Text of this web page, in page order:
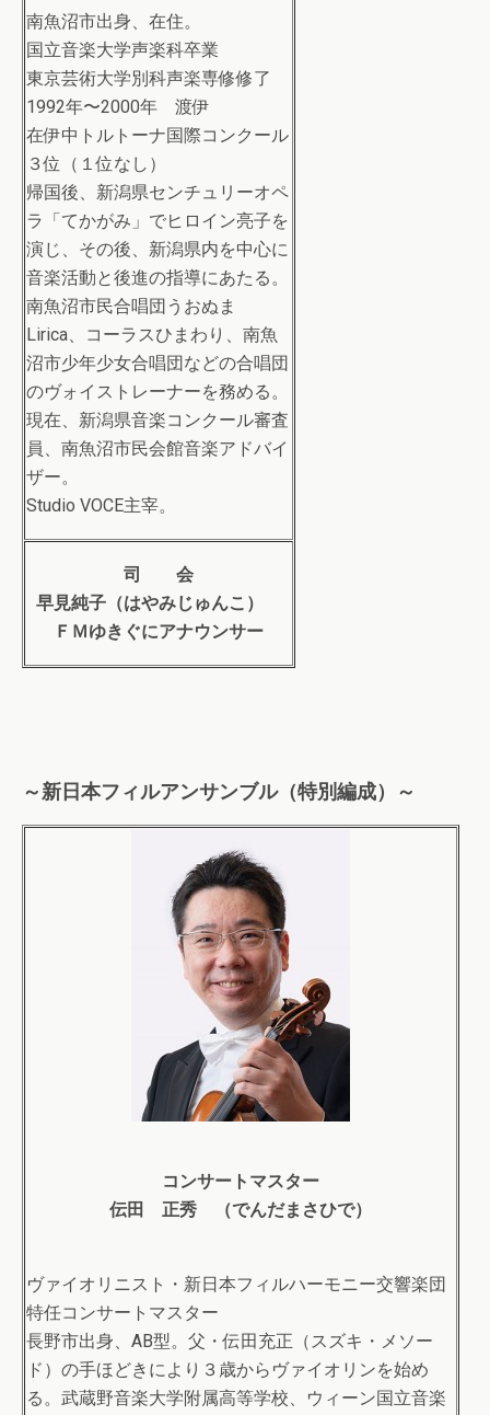
南魚沼市出身、在住。
国立音楽大学声楽科卒業
東京芸術大学別科声楽専修修了
1992年〜2000年 渡伊
在伊中トルトーナ国際コンクール
３位（１位なし）
帰国後、新潟県センチュリーオペ
ラ「てかがみ」でヒロイン亮子を
演じ、その後、新潟県内を中心に
音楽活動と後進の指導にあたる。
南魚沼市民合唱団うおぬま
Lirica、コーラスひまわり、南魚
沼市少年少女合唱団などの合唱団
のヴォイストレーナーを務める。
現在、新潟県音楽コンクール審査
員、南魚沼市民会館音楽アドバイ
ザー。
Studio VOCE主宰。
司 会
早見純子（はやみじゅんこ）
ＦＭゆきぐにアナウンサー
～新日本フィルアンサンブル（特別編成）～
コンサートマスター
伝田 正秀 （でんだまさひで）
ヴァイオリニスト・新日本フィルハーモニー交響楽団
特任コンサートマスター
長野市出身、AB型。父・伝田充正（スズキ・メソー
ド）の手ほどきにより３歳からヴァイオリンを始め
る。武蔵野音楽大学附属高等学校、ウィーン国立音楽